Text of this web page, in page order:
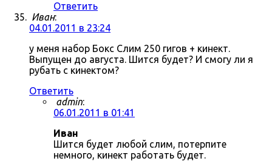
Ответить
Иван:
04.01.2011 в 23:24
у меня набор Бокс Слим 250 гигов + кинект.
Выпущен до августа. Шится будет? И смогу ли я
рубать с кинектом?
Ответить
admin:
06.01.2011 в 01:41
Иван
Шится будет любой слим, потерпите
немного, кинект работать будет.